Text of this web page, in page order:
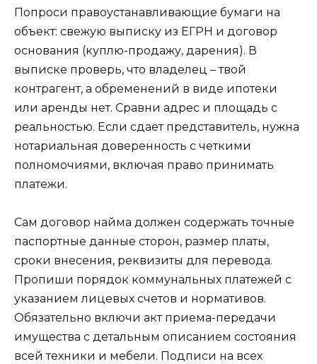
Попроси правоустанавливающие бумаги на
объект: свежую выписку из ЕГРН и договор
основания (куплю-продажу, дарения). В
выписке проверь, что владелец – твой
контрагент, а обременений в виде ипотеки
или аренды нет. Сравни адрес и площадь с
реальностью. Если сдает представитель, нужна
нотариальная доверенность с четкими
полномочиями, включая право принимать
платежи.
Сам договор найма должен содержать точные
паспортные данные сторон, размер платы,
сроки внесения, реквизиты для перевода.
Пропиши порядок коммунальных платежей с
указанием лицевых счетов и нормативов.
Обязательно включи акт приема-передачи
имущества с детальным описанием состояния
всей техники и мебели. Подписи на всех